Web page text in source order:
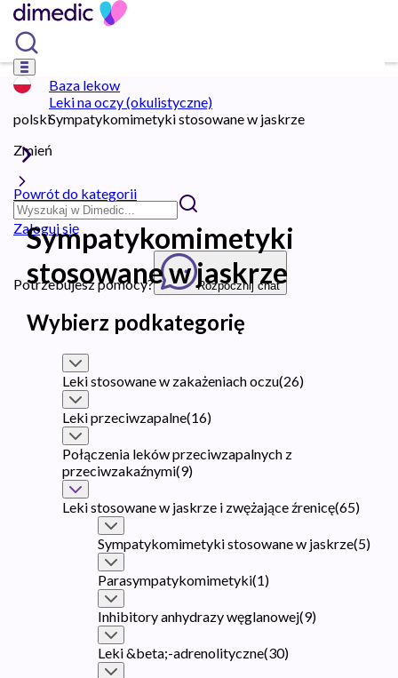
polski
Zmień
Zaloguj się
Potrzebujesz pomocy? Rozpocznij chat
Baza lekow
Leki na oczy (okulistyczne)
Sympatykomimetyki stosowane w jaskrze
Powrót do kategorii
Sympatykomimetyki
stosowane w jaskrze
Wybierz podkategorię
Leki stosowane w zakażeniach oczu(26)
Leki przeciwzapalne(16)
Połączenia leków przeciwzapalnych z
przeciwzakaźnymi(9)
Leki stosowane w jaskrze i zwężające źrenicę(65)
Sympatykomimetyki stosowane w jaskrze(5)
Parasympatykomimetyki(1)
Inhibitory anhydrazy węglanowej(9)
Leki &beta;-adrenolityczne(30)